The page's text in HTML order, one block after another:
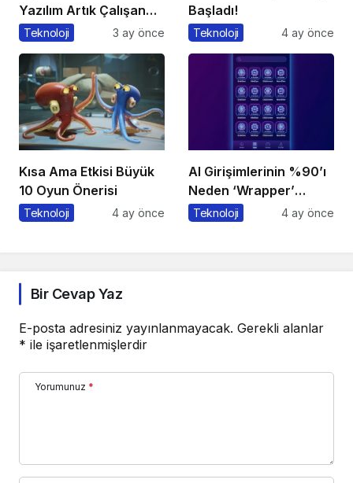
Yazılım Artık Çalışan
Gibi ‘Görev’ Alıyor
Teknoloji 3 ay önce
Başladı!
Teknoloji 4 ay önce
Kısa Ama Etkisi Büyük
10 Oyun Önerisi
Teknoloji 4 ay önce
AI Girişimlerinin %90’ı
Neden ‘Wrapper’
Kalıyor?
Teknoloji 4 ay önce
Bir Cevap Yaz
E-posta adresiniz yayınlanmayacak. Gerekli alanlar
* ile işaretlenmişlerdir
Yorumunuz *